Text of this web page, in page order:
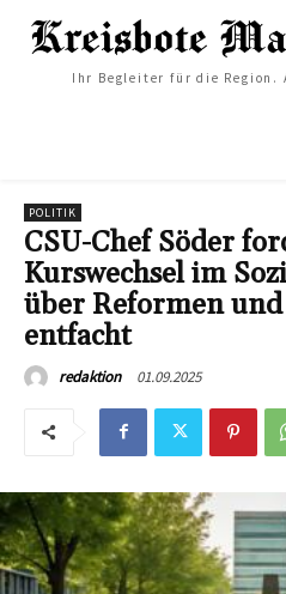
Ihr Begleiter für die
POLITIK
CSU-Chef Söder
Kurswechsel im
über Reformen
entfacht
redaktion 01.09.2025